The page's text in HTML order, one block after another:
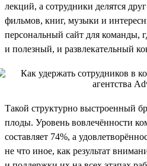
лекций, а сотрудники делятся
фильмов, книг, музыки и
персональный сайт для команды,
и полезный, и развлекательный
Такой структурно выстроенный
плоды. Уровень вовлечённости
составляет 74%, а
не что иное, как результат